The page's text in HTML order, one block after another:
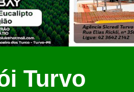
Turvo